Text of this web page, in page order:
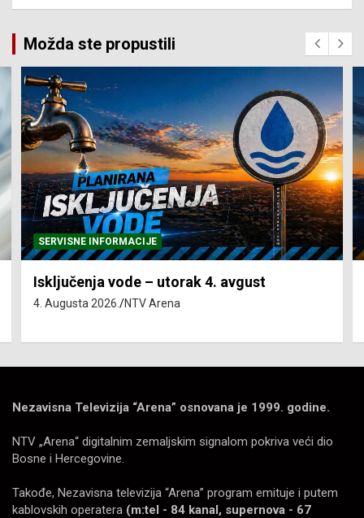
Možda ste propustili
SERVISNE INFORMACIJE
Isključenja vode – utorak 4. avgust
4. Augusta 2026. NTV Arena
Nezavisna Televizija “Arena” osnovana je 1999. godine.
NTV „Arena“ digitalnim zemaljskim signalom pokriva veći dio
Bosne i Hercegovine.
Takođe, Nezavisna televizija “Arena” program emituje i putem
kablovskih operatera (m:tel - 84 kanal, supernova - 67